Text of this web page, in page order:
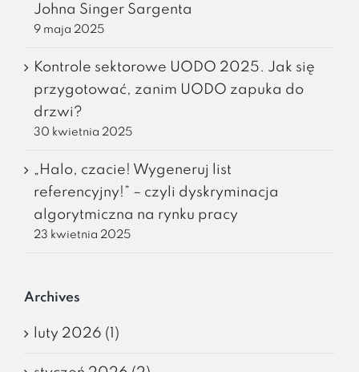
Johna Singer Sargenta
9 maja 2025
Kontrole sektorowe UODO 2025. Jak się
przygotować, zanim UODO zapuka do
drzwi?
30 kwietnia 2025
„Halo, czacie! Wygeneruj list
referencyjny!” – czyli dyskryminacja
algorytmiczna na rynku pracy
23 kwietnia 2025
Archives
luty 2026 (1)